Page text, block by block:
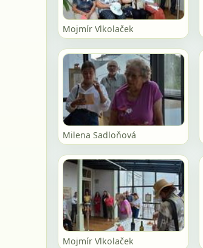
Mojmír Vlkolaček
Milena Sadloňová
Mojmír Vlkolaček